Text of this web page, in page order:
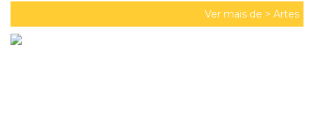
Ver mais de > Artes